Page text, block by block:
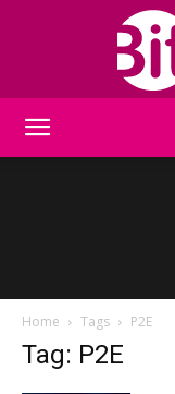
Home Tags P2E
Tag: P2E